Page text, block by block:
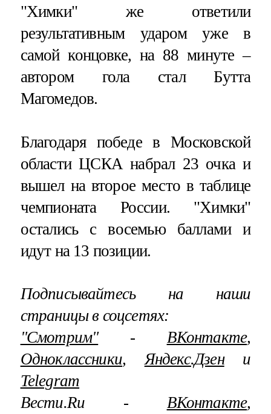
"Химки" же ответили
результативным ударом уже в
самой концовке, на 88 минуте –
автором гола стал Бутта
Магомедов.
Благодаря победе в Московской
области ЦСКА набрал 23 очка и
вышел на второе место в таблице
чемпионата России. "Химки"
остались с восемью баллами и
идут на 13 позиции.
Подписывайтесь на наши
страницы в соцсетях:
"Смотрим"‐ ВКонтакте,
Одноклассники, Яндекс.Дзени
Telegram
Вести.Ru ‐ ВКонтакте,